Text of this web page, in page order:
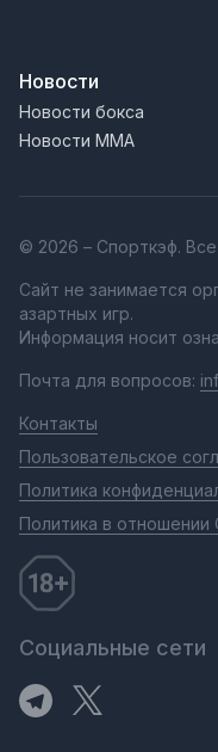
Новости
Новости бокса
Новости MMA
© 2026 – Спорткэф.
Сайт не занимается
азартных игр.
Информация носит
Почта для вопросов:
Контакты
Пользовательское
Политика
Политика в отношении
Социальные сети